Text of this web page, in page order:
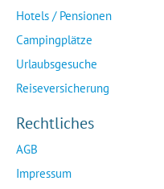
Hotels / Pensionen
Campingplätze
Urlaubsgesuche
Reiseversicherung
Rechtliches
AGB
Impressum